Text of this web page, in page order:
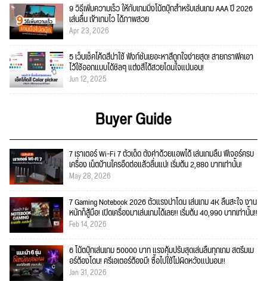
9 วิธีเพิ่มความเร็ว ให้กับเกมมิ่งโน้ตบุ๊กสำหรับเล่นเกม AAA ปี 2026
เล่นลื่น เข้าเกมไว ได้ภาพสวย
Apr 23, 2026
5 เว็บเช็คโค้ดสีน่าใช้ ฟังก์ชั่นเยอะหาสีถูกใจง่ายสุด! สายกราฟิคเอา
ไว้ใช้ออกแบบได้ชิลๆ แต่งสีได้สวยโดนใจแน่นอน!
Jun 12, 2025
Buyer Guide
7 เราเตอร์ Wi-Fi 7 ตัวเด็ด ตั้งค่าด้วยแอพได้ เล่นเกมลื่น ฟีเจอร์ครบ
เครื่อง เน็ตบ้านใครอืดต่อแล้วลื่นแน่! เริ่มต้น 2,880 บาทเท่านั้น!
May 28, 2026
7 Gaming Notebook 2026 ตัวแรงน่าโดน เล่นเกม 4K ลื่นสะใจ งาน
หนักก็สู้มือ! เปิดเครื่องมาเล่นเกมได้เลย!! เริ่มต้น 40,990 บาทเท่านั้น!!
Feb 14, 2026
6 โน้ตบุ๊กเล่นเกม 50000 บาท แรงคุ้มปรับสุดเล่นลื่นทุกเกม สตรีมเม
อร์ต้องโดน! ครีเอเตอร์ต้องมี! ซื้อไปใช้ไม่ผิดหวังแน่นอน!!
Jan 31, 2026